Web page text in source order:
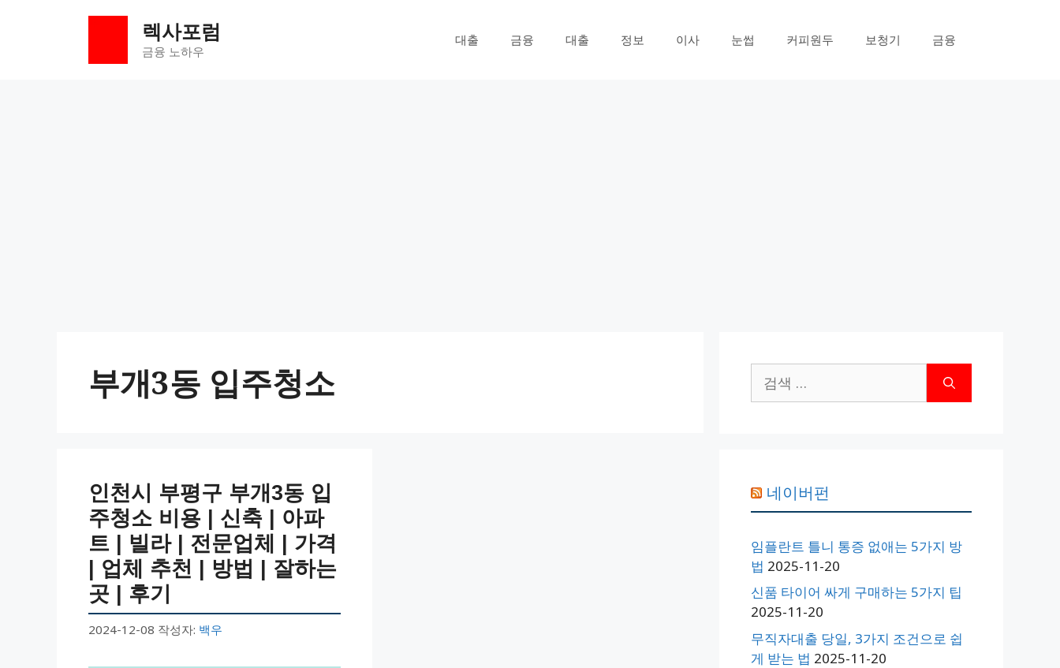
렉사포럼
금융 노하우
대출 금융 대출 정보 이사 눈썹 커피원두 보청기 금융
부개3동 입주청소
인천시 부평구 부개3동 입
주청소 비용 | 신축 | 아파
트 | 빌라 | 전문업체 | 가격
| 업체 추천 | 방법 | 잘하는
곳 | 후기
2024-12-08 작성자: 백우
색:
네이버펀
임플란트 틀니 통증 없애는 5가지 방
법 2025-11-20
신품 타이어 싸게 구매하는 5가지 팁
2025-11-20
무직자대출 당일, 3가지 조건으로 쉽
게 받는 법 2025-11-20